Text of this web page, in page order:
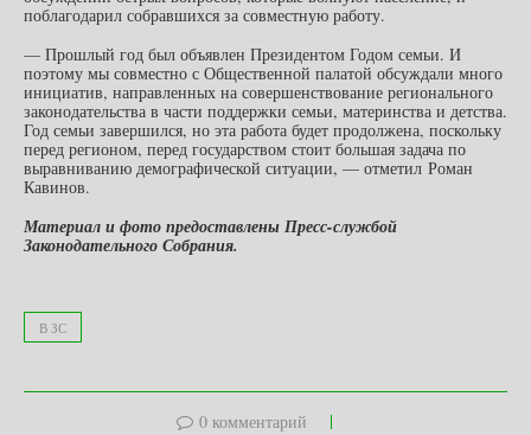
поблагодарил собравшихся за совместную работу.
— Прошлый год был объявлен Президентом Годом семьи. И
поэтому мы совместно с Общественной палатой обсуждали много
инициатив, направленных на совершенствование регионального
законодательства в части поддержки семьи, материнства и детства.
Год семьи завершился, но эта работа будет продолжена, поскольку
перед регионом, перед государством стоит большая задача по
выравниванию демографической ситуации, — отметил Роман
Кавинов.
Материал и фото предоставлены Пресс-службой
Законодательного Собрания.
В ЗС
0 комментарий